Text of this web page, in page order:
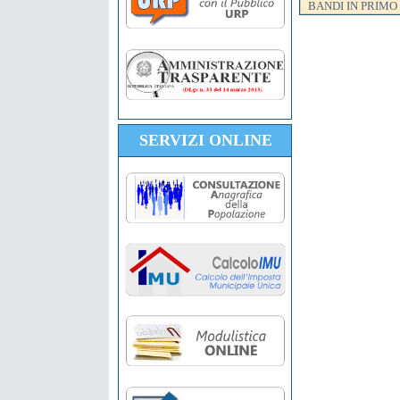
SERVIZI ONLINE
BANDI IN PRIMO